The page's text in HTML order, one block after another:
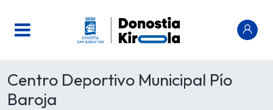
Centro Deportivo Municipal Pío
Baroja